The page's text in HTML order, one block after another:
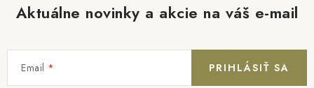
Aktuálne novinky a akcie na váš e-mail
Email PRIHLÁSIŤ SA